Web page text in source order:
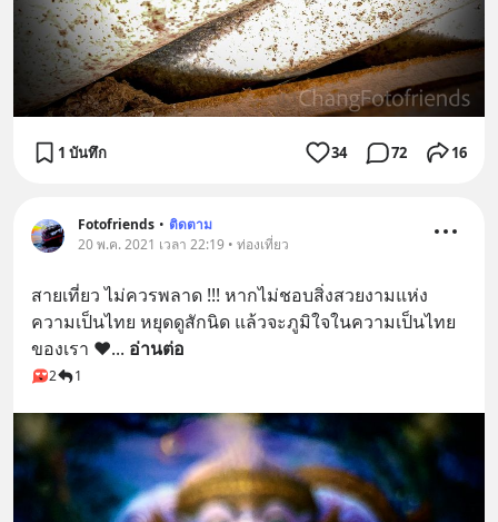
1 บันทึก 34 72 16
Fotofriends • ติดตาม
20 พ.ค. 2021 เวลา 22:19 • ท่องเที่ยว
สายเที่ยว ไม่ควรพลาด !!! หากไม่ชอบสิ่งสวยงามแห่ง
ความเป็นไทย หยุดดูสักนิด แล้วจะภูมิใจในความเป็นไทย
ของเรา ❤️... อ่านต่อ
2 1